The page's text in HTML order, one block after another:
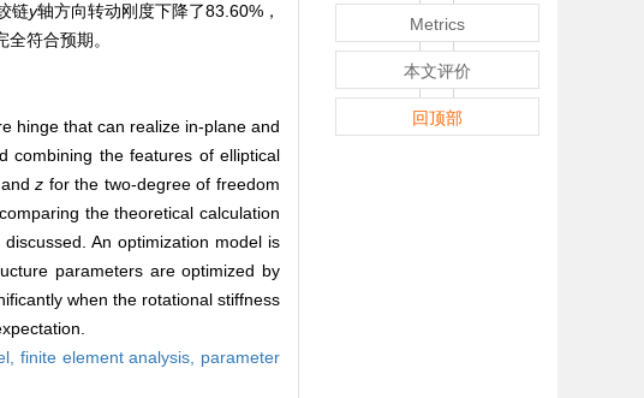
链y轴方向转动刚度下降了83.60%，
符合预期。
hinge that can realize in-plane and
combining the features of elliptical
z for the two-degree of freedom
the theoretical calculation
An optimization model is
parameters are optimized by
when the rotational stiffness
finite element analysis, parameter
Metrics
本文评价
回顶部